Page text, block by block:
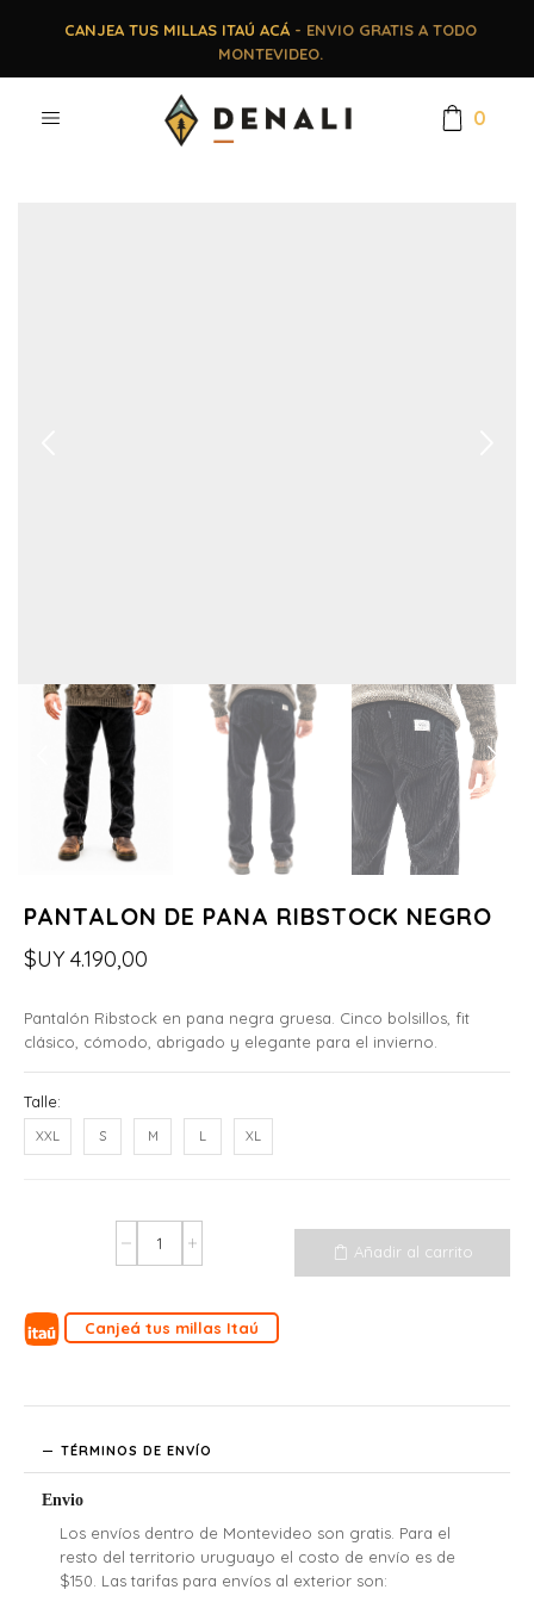
CANJEA TUS MILLAS ITAÚ ACÁ- ENVIO GRATIS A TODO
MONTEVIDEO.
0
PANTALON DE PANA RIBSTOCK NEGRO
$UY 4.190,00
Pantalón Ribstock en pana negra gruesa. Cinco bolsillos, fit
clásico, cómodo, abrigado y elegante para el invierno.
Talle:
XXL S M L XL
Añadir al carrito
Canjeá tus millas Itaú
TÉRMINOS DE ENVÍO
Envio
Los envíos dentro de Montevideo son gratis. Para el
resto del territorio uruguayo el costo de envío es de
$150. Las tarifas para envíos al exterior son: